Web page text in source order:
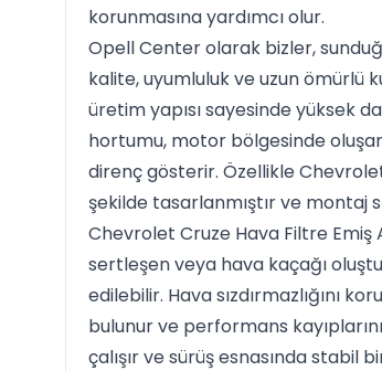
korunmasına yardımcı olur.
Opell Center olarak bizler,
kalite, uyumluluk ve uzun ömürlü
üretim yapısı sayesinde yüksek
hortumu, motor bölgesinde
direnç gösterir. Özellikle
şekilde tasarlanmıştır ve montaj
Chevrolet Cruze Hava Filtre
sertleşen veya hava kaçağı
edilebilir. Hava sızdırmazlığını
bulunur ve performans
çalışır ve sürüş esnasında stabil